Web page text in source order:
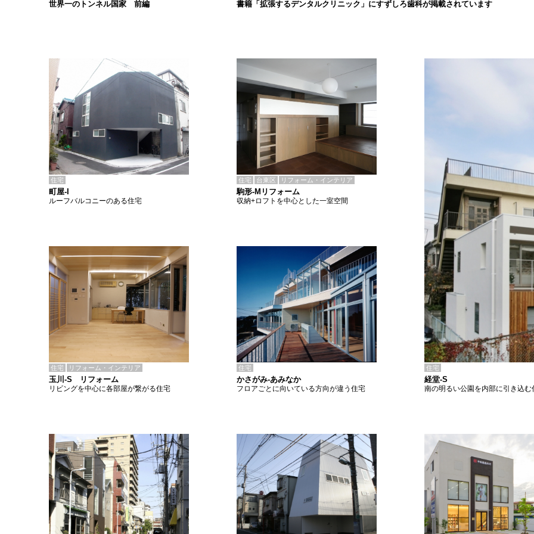
書籍「拡張するデンタルクリニック」にすずしろ歯科が掲載されています
世界一のトンネル国家 前編
住宅
町屋-I
ルーフバルコニーのある住宅
住宅 台東区 リフォーム・インテリア
駒形-Mリフォーム
収納+ロフトを中心とした一室空間
住宅 リフォーム・インテリア
玉川-S リフォーム
リビングを中心に各部屋が繋がる住宅
住宅
かさがみ-あみなか
フロアごとに向いている方向が違う住宅
住宅
経堂-S
南の明るい公園を内部に引き込む